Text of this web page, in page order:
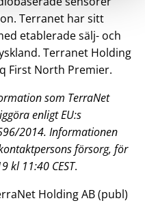
Terranet har sitt
etablerade sälj- och
Terranet Holding
First North Premier.
som TerraNet
enligt EU:s
2014. Informationen
försorg, för
kl 11:40 CEST.
Holding AB (publ)